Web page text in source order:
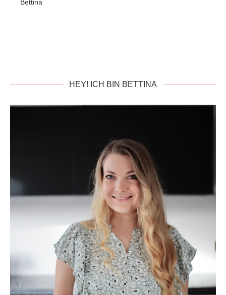
Bettina
HEY! ICH BIN BETTINA